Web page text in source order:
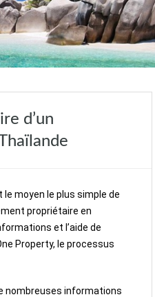
d’un
le moyen le plus simple de
propriétaire en
et l’aide de
Property, le processus
nombreuses informations